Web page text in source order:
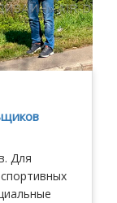
Для